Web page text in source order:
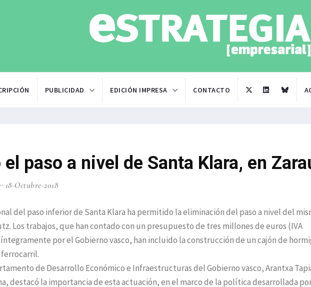
PUBLICIDAD EDICIÓN IMPRESA CONTACTO
paso a nivel de Santa Klara, en
18-Octubre-2018
del paso inferior de Santa Klara ha permitido la eliminación del paso a nivel del
Los trabajos, que han contado con un presupuesto de tres millones de euros (IVA
por el Gobierno vasco, han incluido la construcción de un cajón de
de Desarrollo Económico e Infraestructuras del Gobierno vasco, Arantxa
destacó la importancia de esta actuación, en el marco de la política desarrollada